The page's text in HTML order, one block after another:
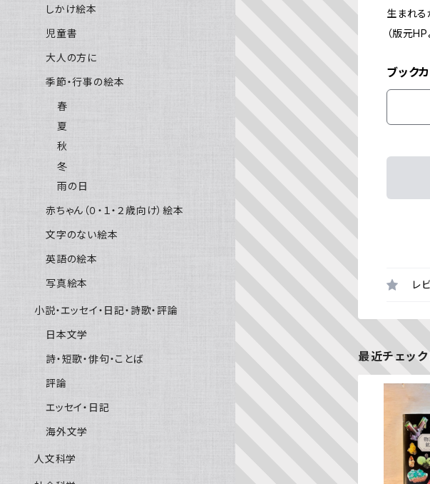
生まれる
（版元HP
ブック
レ
最近チェッ
しかけ絵本
児童書
大人の方に
季節・行事の絵本
春
夏
秋
冬
雨の日
赤ちゃん（０・１・２歳向け）絵本
文字のない絵本
英語の絵本
写真絵本
小説・エッセイ・日記・詩歌・評論
日本文学
詩・短歌・俳句・ことば
評論
エッセイ・日記
海外文学
人文科学